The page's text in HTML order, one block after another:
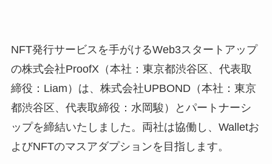
NFT発行サービスを手がけるWeb3スタートアップ
の株式会社ProofX（本社：東京都渋谷区、代表取
締役：Liam）は、株式会社UPBOND（本社：東京
都渋谷区、代表取締役：水岡駿）とパートナーシ
ップを締結いたしました。両社は協働し、Walletお
よびNFTのマスアダプションを目指します。